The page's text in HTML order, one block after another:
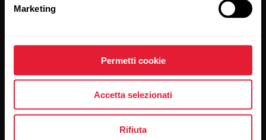
Marketing
Permetti cookie
Accetta selezionati
Rifiuta
Iscriviti alla nostra newsletter per ricevere